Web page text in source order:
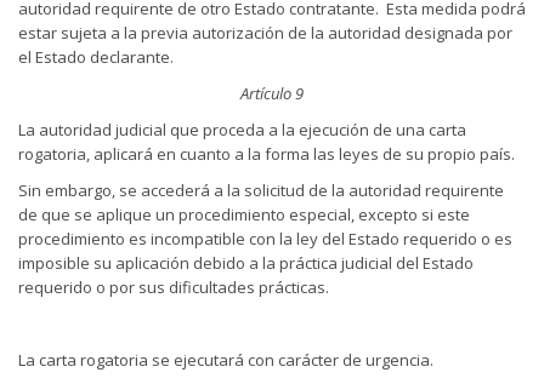
autoridad requirente de otro Estado contratante. Esta medida podrá
estar sujeta a la previa autorización de la autoridad designada por
el Estado declarante.
Artículo 9
La autoridad judicial que proceda a la ejecución de una carta
rogatoria, aplicará en cuanto a la forma las leyes de su propio país.
Sin embargo, se accederá a la solicitud de la autoridad requirente
de que se aplique un procedimiento especial, excepto si este
procedimiento es incompatible con la ley del Estado requerido o es
imposible su aplicación debido a la práctica judicial del Estado
requerido o por sus dificultades prácticas.
La carta rogatoria se ejecutará con carácter de urgencia.